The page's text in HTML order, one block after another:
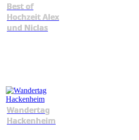
Best of
Hochzeit Alex
und Niclas
Wandertag
Hackenheim